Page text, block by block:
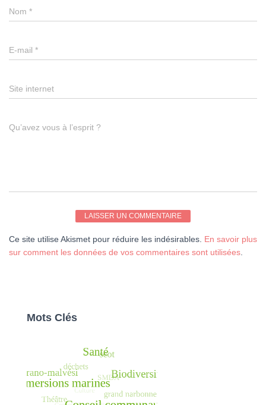
Nom *
E-mail *
Site internet
Qu’avez vous à l’esprit ?
Ce site utilise Akismet pour réduire les indésirables. En savoir plus
sur comment les données de vos commentaires sont utilisées
Mots Clés